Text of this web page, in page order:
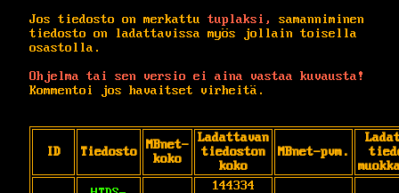
Jos tiedosto on merkattu tuplaksi,
samanniminen
tiedosto on ladattavissa myös jollain toisella
osastolla.
Ohjelma tai sen versio ei aina vastaa kuvausta!
Kommentoi jos havaitset virheitä.
ID Tiedosto
MBnet-
koko
Ladattavan
tiedoston
koko
MBnet-pvm.
144334